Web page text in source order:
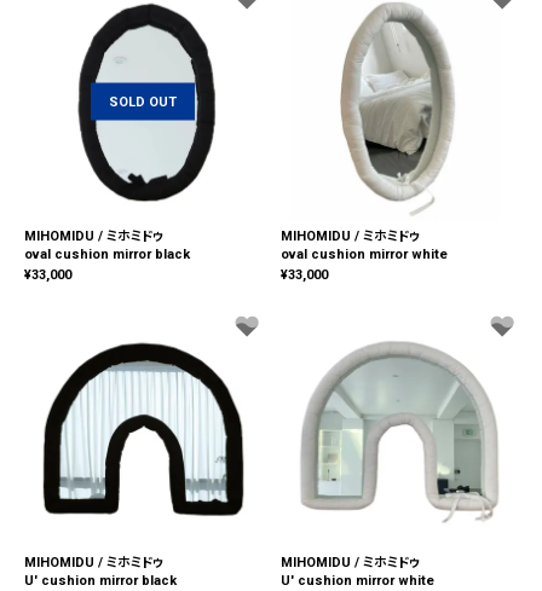
SOLD OUT
MIHOMIDU / ミホミドゥ
oval cushion mirror black
¥33,000
MIHOMIDU / ミホミドゥ
oval cushion mirror white
¥33,000
MIHOMIDU / ミホミドゥ
U' cushion mirror black
MIHOMIDU / ミホミドゥ
U' cushion mirror white